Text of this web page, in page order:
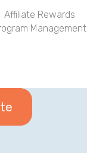
Affiliate Rewards
Management